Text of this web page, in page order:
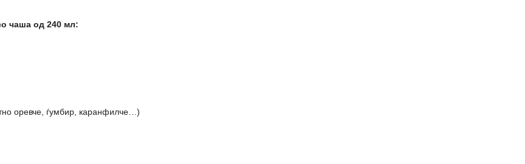
чаша од 240 мл:
оревче, ѓумбир, каранфилче…)